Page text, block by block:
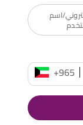
اسم
+965